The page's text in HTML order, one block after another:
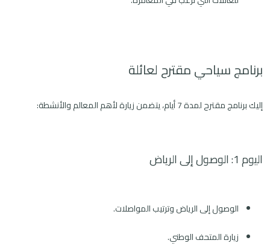
برنامج سياحي مقترح لعائلة
إليك برنامج مقترح لمدة 7 أيام، يتضمن زيارة لأهم المعالم والأنشطة:
اليوم 1: الوصول إلى الرياض
الوصول إلى الرياض وترتيب المواصلات.
زيارة المتحف الوطني.